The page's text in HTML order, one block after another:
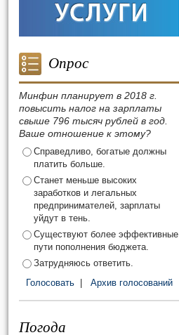
Опрос
Минфин планирует в 2018 г.
повысить налог на зарплаты
свыше 796 тысяч рублей в год.
Ваше отношение к этому?
Справедливо, богатые должны
платить больше.
Станет меньше высоких
заработков и легальных
предпринимателей, зарплаты
уйдут в тень.
Существуют более эффективные
пути пополнения бюджета.
Затрудняюсь ответить.
Голосовать
Архив голосований
Погода